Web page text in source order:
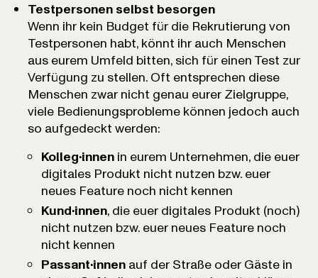
Testpersonen selbst besorgen
Wenn ihr kein Budget für die Rekrutierung von
Testpersonen habt, könnt ihr auch Menschen
aus eurem Umfeld bitten, sich für einen Test zur
Verfügung zu stellen. Oft entsprechen diese
Menschen zwar nicht genau eurer Zielgruppe,
viele Bedienungsprobleme können jedoch auch
so aufgedeckt werden:
Kolleg·innen in eurem Unternehmen, die euer
digitales Produkt nicht nutzen bzw. euer
neues Feature noch nicht kennen
Kund·innen, die euer digitales Produkt (noch)
nicht nutzen bzw. euer neues Feature noch
nicht kennen
Passant·innen auf der Straße oder Gäste in